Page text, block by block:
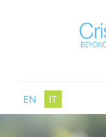
EN IT